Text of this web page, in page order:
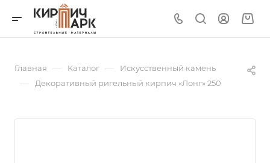
Главная — Каталог — Искусственный камень
— Декоративный ригельный кирпич «Лонг» 250